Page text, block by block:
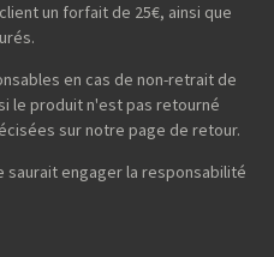
un forfait de 25€, ainsi que
en cas de non-retrait de
le produit n'est pas retourné
sur notre page de retour.
saurait engager la responsabilité